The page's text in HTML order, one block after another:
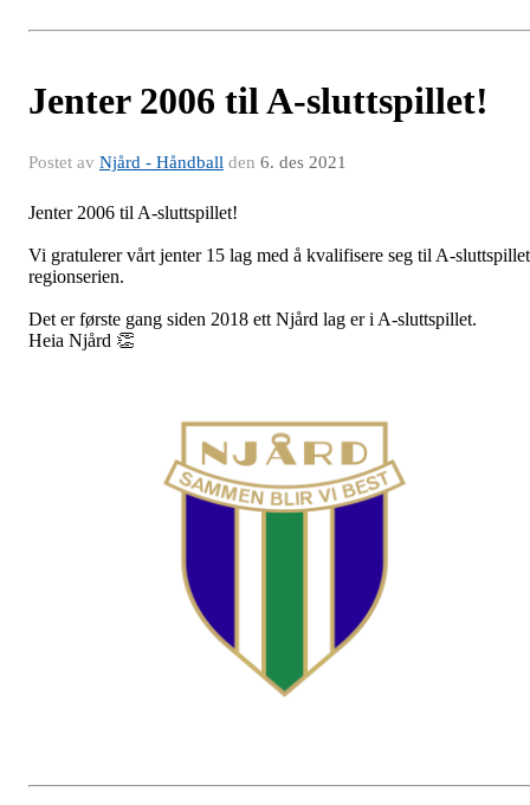
Jenter 2006 til A-sluttspillet!
Postet av Njård - Håndball den 6. des 2021
Jenter 2006 til A-sluttspillet!
Vi gratulerer vårt jenter 15 lag med å kvalifisere seg til A-
regionserien.
Det er første gang siden 2018 ett Njård lag er i A-sluttspillet.
Heia Njård 👏